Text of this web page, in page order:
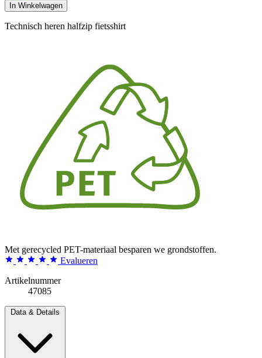
In Winkelwagen
Technisch heren halfzip fietsshirt
Met gerecycled PET-materiaal besparen we grondstoffen.
Evalueren
Artikelnummer
47085
Data & Details